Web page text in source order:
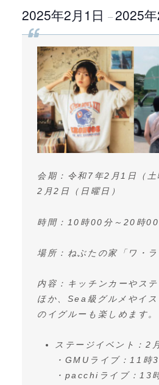
2025年2月1日 – 2025
会期：令和7年2月1日（
2月2日（日曜日）
時間：10時00分～20時
場所：ねぶたの家「ワ・
内容：キッチンカーやス
ほか、Sea級グルメやイ
のイグルーも楽しめます。
ステージイベント：2
・GMUライブ：11
・pacchiライブ：13